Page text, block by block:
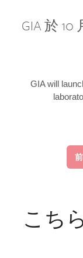
GIA 於
GIA will
こち